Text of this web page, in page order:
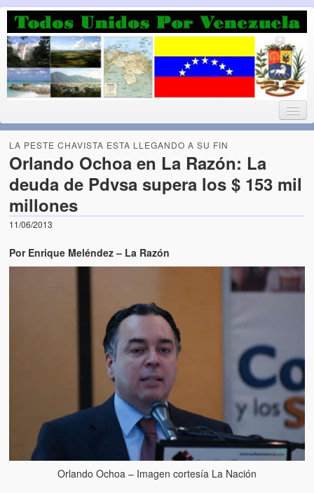
Luchando por la Democracia
Fuera el chavismo, la peor peste que le ha caido a esta tierra
Home
¡Bienvenido!
Blog. (Todos Unidos por Venezuela welcomes you to our Blog)
El Tipo y los Rojos en Los Teques (The Jerk and the Reds in
Hablé con Chavistas (I spoke with chavistas)
La burla del Chavez “tan amante de los niños” (The mockery of
Chavez “such a children lover”)
Los niños de las calles de Venezuela (Children of the streets of
Venezuela)
LA PESTE CHAVISTA ESTA LLEGANDO A SU FIN
Orlando Ochoa en La Razón: La
deuda de Pdvsa supera los $ 153 mil
millones
11/06/2013
Por Enrique Meléndez – La Razón
Orlando Ochoa – Imagen cortesía La Nación